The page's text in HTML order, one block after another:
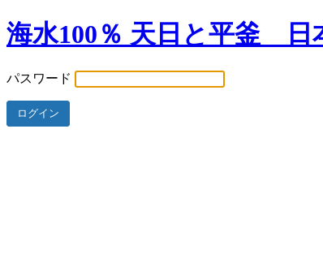
海水100％ 天日と平釜 日
パスワード